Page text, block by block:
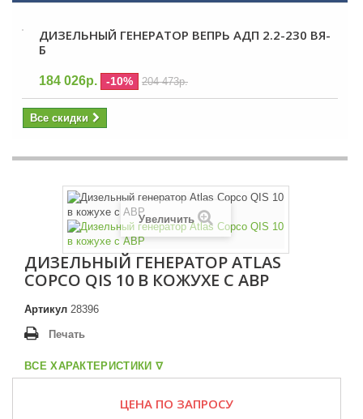
ДИЗЕЛЬНЫЙ ГЕНЕРАТОР ВЕПРЬ АДП 2.2-230 ВЯ-
Б
184 026р. -10% 204 473р.
Все скидки
Увеличить
ДИЗЕЛЬНЫЙ ГЕНЕРАТОР ATLAS
COPCO QIS 10 В КОЖУХЕ С АВР
Артикул 28396
Печать
ВСЕ ХАРАКТЕРИСТИКИ ᐁ
ЦЕНА ПО ЗАПРОСУ